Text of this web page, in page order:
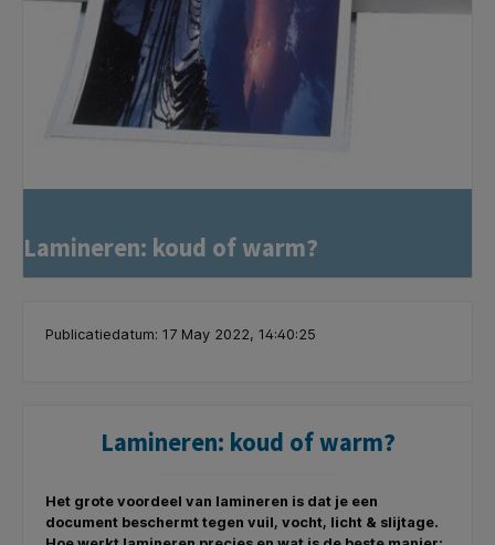
Lamineren: koud of warm?
Publicatiedatum: 17 May 2022, 14:40:25
Lamineren: koud of warm?
Het grote voordeel van lamineren is dat je een
document beschermt tegen vuil, vocht, licht & slijtage.